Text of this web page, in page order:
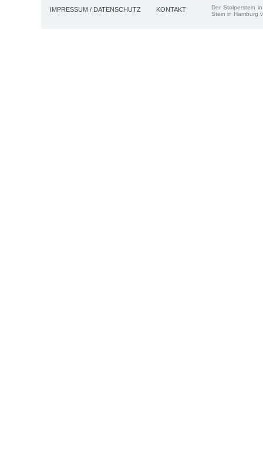
IMPRESSUM / DATENSCHUTZ KONTAKT
Der Stolperstein
Stein in Hamburg